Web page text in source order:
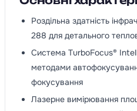
Роздільна здатність
288 для детального
Система TurboFocus®
методами
фокусування
Лазерне вимірювання